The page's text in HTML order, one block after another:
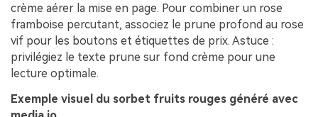
crème aérer la mise en page. Pour combiner un rose
framboise percutant, associez le prune profond au rose
vif pour les boutons et étiquettes de prix. Astuce :
privilégiez le texte prune sur fond crème pour une
lecture optimale.
Exemple visuel du sorbet fruits rouges généré avec